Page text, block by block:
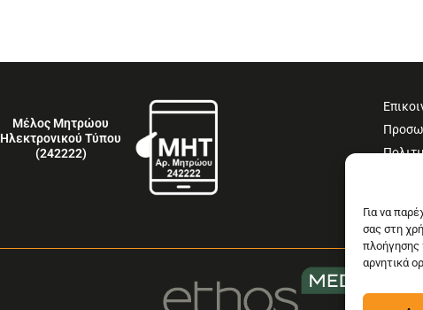
Για να
σας στη
πλοήγησης
αρνητικά
Μέλος Μητρώου
Ηλεκτρονικού Τύπου
(242222)